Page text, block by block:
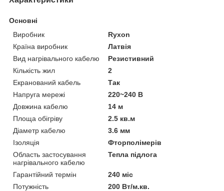
Основні
Виробник
Ryxon
Країна виробник
Латвія
Вид нагрівального кабелю
Резистивний
Кількість жил
2
Екранований кабель
Так
Напруга мережі
220~240 В
Довжина кабелю
14 м
Площа обігріву
2.5 кв.м
Діаметр кабелю
3.6 мм
Ізоляція
Фторполімерів
Область застосування
нагрівального кабелю
Тепла підлога
Гарантійний термін
240 міс
Потужність
200 Вт/м.кв.